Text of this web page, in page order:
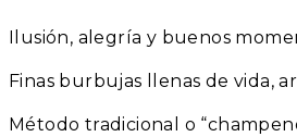
Ilusión, alegría y buenos
Finas burbujas llenas de vida,
Método tradicional o